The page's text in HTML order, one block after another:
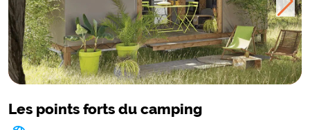
Les points forts du camping